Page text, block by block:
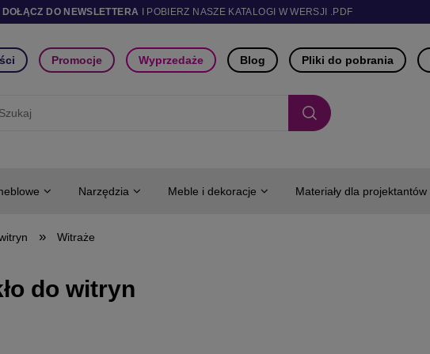
DOŁĄCZ DO NEWSLETTERA I POBIERZ NASZE KATALOGI W WERSJI .PDF
Promocje Wyprzedaże Blog Pliki do pobrania
Narzędzia Meble i dekoracje Materiały dla projektantów
» Witraże
do witryn